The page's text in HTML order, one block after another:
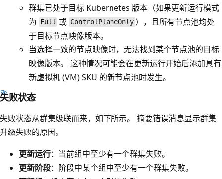
群集已处于目标 Kubernetes 版本（如果更新运行模式
为 Full 或 ControlPlaneOnly ），且所有节点池均处
于目标节点映像版本。
当选择一致的节点映像时，无法找到某个节点池的目标
映像版本。 这种情况可能会在更新运行开始后添加具有
新虚拟机 (VM) SKU 的新节点池时发生。
失败状态
失败状态从群集级联而来，如下所示。 摘要错误消息显示群集
升级失败的原因。
更新运行：当前组中至少有一个群集失败。
更新阶段：阶段中某个组中至少有一个群集失败。